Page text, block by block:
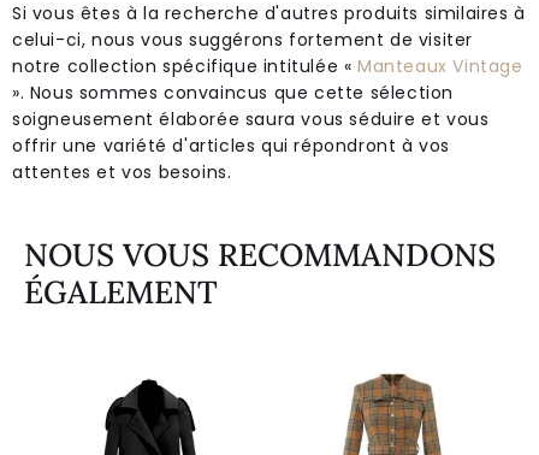
Si vous êtes à la recherche d'autres produits similaires à
celui-ci, nous vous suggérons fortement de visiter
notre collection spécifique intitulée «Manteaux Vintage
». Nous sommes convaincus que cette sélection
soigneusement élaborée saura vous séduire et vous
offrir une variété d'articles qui répondront à vos
attentes et vos besoins.
NOUS VOUS RECOMMANDONS
ÉGALEMENT